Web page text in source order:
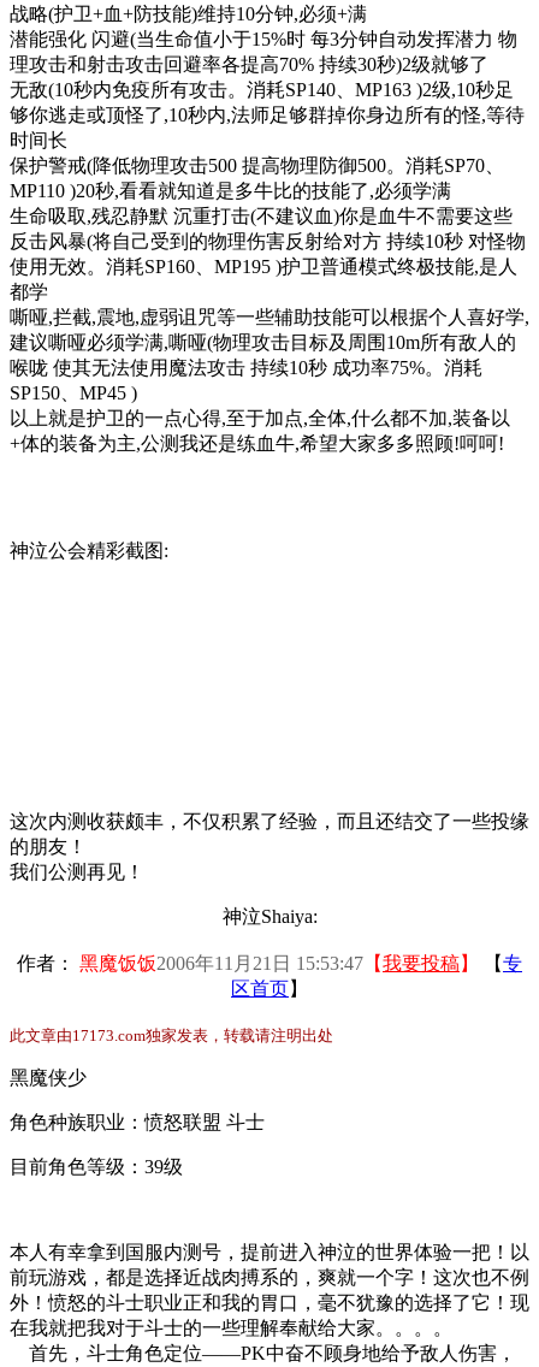
战略(护卫+血+防技能)维持10分钟,必须+满
潜能强化 闪避(当生命值小于15%时 每3分钟自动发挥潜力 物
理攻击和射击攻击回避率各提高70% 持续30秒)2级就够了
无敌(10秒内免疫所有攻击。消耗SP140、MP163 )2级,10秒足
够你逃走或顶怪了,10秒内,法师足够群掉你身边所有的怪,等待
时间长
保护警戒(降低物理攻击500 提高物理防御500。消耗SP70、
MP110 )20秒,看看就知道是多牛比的技能了,必须学满
生命吸取,残忍静默 沉重打击(不建议血)你是血牛不需要这些
反击风暴(将自己受到的物理伤害反射给对方 持续10秒 对怪物
使用无效。消耗SP160、MP195 )护卫普通模式终极技能,是人
都学
嘶哑,拦截,震地,虚弱诅咒等一些辅助技能可以根据个人喜好学,
建议嘶哑必须学满,嘶哑(物理攻击目标及周围10m所有敌人的
喉咙 使其无法使用魔法攻击 持续10秒 成功率75%。消耗
SP150、MP45 )
以上就是护卫的一点心得,至于加点,全体,什么都不加,装备以
+体的装备为主,公测我还是练血牛,希望大家多多照顾!呵呵!
神泣公会精彩截图:
这次内测收获颇丰，不仅积累了经验，而且还结交了一些投缘
的朋友！
我们公测再见！
神泣Shaiya:
作者： 黑魔饭饭2006年11月21日 15:53:47 【我要投稿】 【专
区首页】
此文章由17173.com独家发表，转载请注明出处
黑魔侠少
角色种族职业：愤怒联盟 斗士
目前角色等级：39级
本人有幸拿到国服内测号，提前进入神泣的世界体验一把！以
前玩游戏，都是选择近战肉搏系的，爽就一个字！这次也不例
外！愤怒的斗士职业正和我的胃口，毫不犹豫的选择了它！现
在我就把我对于斗士的一些理解奉献给大家。。。。
首先，斗士角色定位――PK中奋不顾身地给予敌人伤害，